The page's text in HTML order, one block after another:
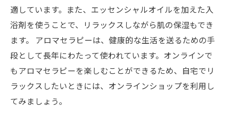
適しています。また、エッセンシャルオイルを加えた入
浴剤を使うことで、リラックスしながら肌の保湿もでき
ます。 アロマセラピーは、健康的な生活を送るための手
段として長年にわたって使われています。オンラインで
もアロマセラピーを楽しむことができるため、自宅でリ
ラックスしたいときには、オンラインショップを利用し
てみましょう。